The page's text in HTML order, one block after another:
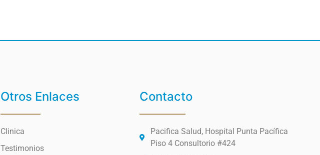
Otros Enlaces
Clinica
Testimonios
Contacto
Pacifica Salud, Hospital Punta Pacífica
Piso 4 Consultorio #424